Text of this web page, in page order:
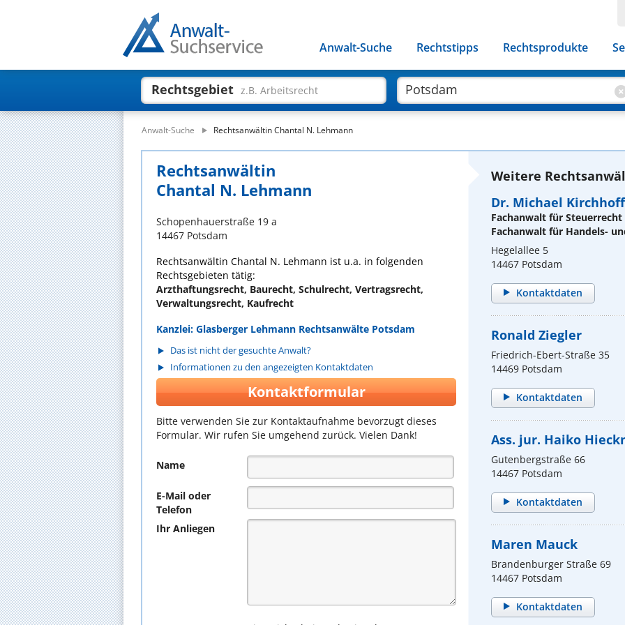
Anwalt-Suche Rechtstipps Rechtsprodukte
Rechtsgebiet z.B. Arbeitsrecht
Anwalt-Suche Rechtsanwältin Chantal N. Lehmann
Rechtsanwältin
Chantal N. Lehmann
Schopenhauerstraße 19 a
14467 Potsdam
Rechtsanwältin Chantal N. Lehmann ist u.a. in folgenden
Rechtsgebieten tätig:
Arzthaftungsrecht, Baurecht, Schulrecht, Vertragsrecht,
Verwaltungsrecht, Kaufrecht
Kanzlei: Glasberger Lehmann Rechtsanwälte Potsdam
Das ist nicht der gesuchte Anwalt?
Informationen zu den angezeigten Kontaktdaten
Kontaktformular
Bitte verwenden Sie zur Kontaktaufnahme bevorzugt dieses
Formular. Wir rufen Sie umgehend zurück. Vielen Dank!
Name
E-Mail oder
Telefon
Ihr Anliegen
Weitere
Dr. Michael Kirchhoff
Fachanwalt für Steuerrecht
Fachanwalt für Handels-
Hegelallee 5
14467 Potsdam
Kontaktdaten
Ronald Ziegler
Friedrich-Ebert-Straße 35
14469 Potsdam
Kontaktdaten
Ass. jur. Haiko
Gutenbergstraße 66
14467 Potsdam
Kontaktdaten
Maren Mauck
Brandenburger Straße 69
14467 Potsdam
Kontaktdaten